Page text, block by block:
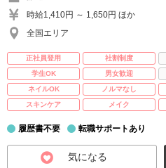
時給1,410円 ～ 1,650円 ほか
全国エリア
正社員登用 社割制度
学生OK
男女歓迎
ネイルOK
ノルマなし
スキンケア
メイク
履歴書不要 転職サポートあり
気になる